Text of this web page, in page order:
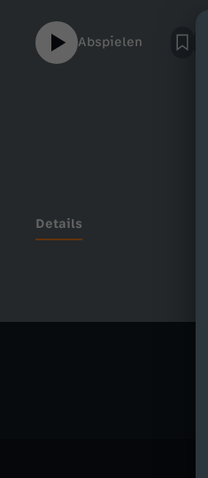
Abspielen
Details